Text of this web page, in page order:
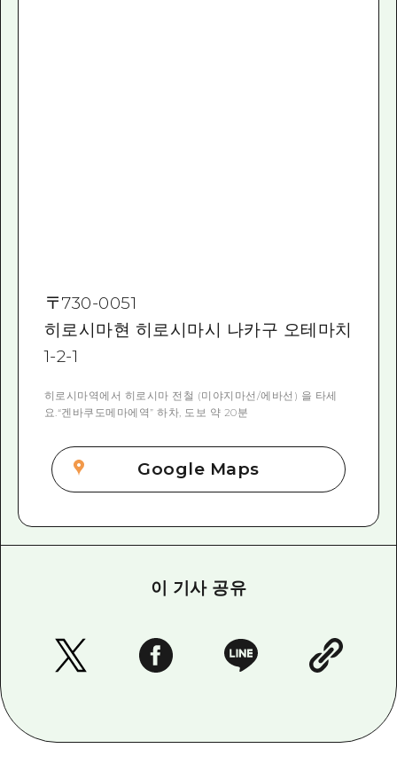
〒730-0051
히로시마현 히로시마시 나카구 오테마치
1-2-1
히로시마역에서 히로시마 전철 (미야지마선/에바선) 을 타세
요.“겐바쿠도메마에역” 하차, 도보 약 20분
Google Maps
이 기사 공유